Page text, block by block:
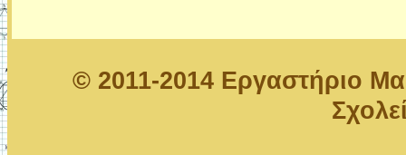
© 2011-2014 Εργαστήριο